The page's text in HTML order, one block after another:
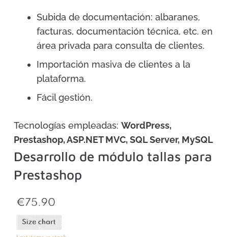
Subida de documentación: albaranes,
facturas, documentación técnica, etc. en
área privada para consulta de clientes.
Importación masiva de clientes a la
plataforma.
Fácil gestión.
Tecnologías empleadas: WordPress,
Prestashop, ASP.NET MVC, SQL Server, MySQL
Desarrollo de módulo tallas para
Prestashop